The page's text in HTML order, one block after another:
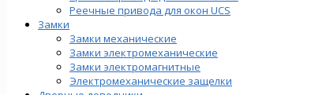
Реечные привода для окон UСS
Замки
Замки механические
Замки электромеханические
Замки электромагнитные
Электромеханические защелки